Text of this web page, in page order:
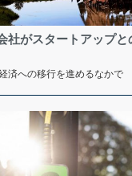
社がスタートアップ
済への移行を進めるなかで